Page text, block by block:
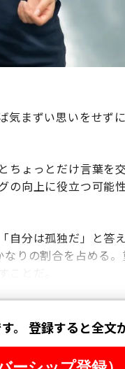
まずい思いをせず
ちょっとだけ言葉を
の向上に役立つ可能
自分は孤独だ」と答
りの割合を占める